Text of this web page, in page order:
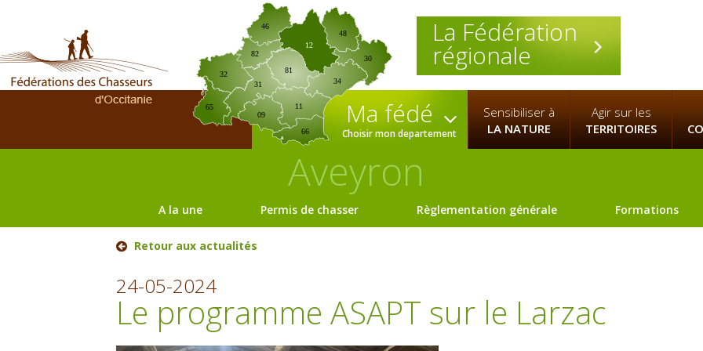
La Fédération
régionale
09
12
30
31
32
34
46
65
66
81
82
11
48
Ma fédé
Choisir mon departement
Sensibiliser à
LA NATURE
Agir sur les
TERRITOIRES
Aveyron
A la une Permis de chasser Règlementation générale Formations
Retour aux actualités
24-05-2024
Le programme ASAPT sur le Larzac